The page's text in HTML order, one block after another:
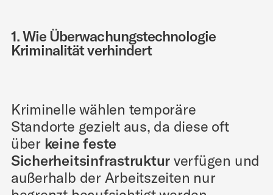
1. Wie Überwachungstechnologie
Kriminalität verhindert
Kriminelle wählen temporäre
Standorte gezielt aus, da diese oft
über keine feste
Sicherheitsinfrastruktur verfügen und
außerhalb der Arbeitszeiten nur